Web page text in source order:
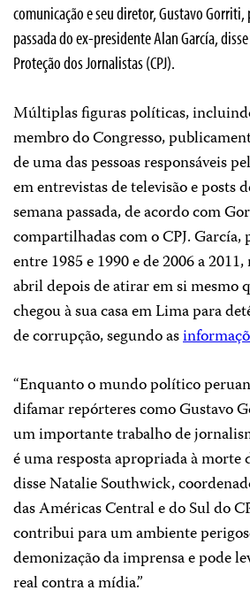
comunicação e seu diretor, Gustavo
passada do ex-presidente Alan García,
Proteção dos Jornalistas (CPJ).
Múltiplas figuras políticas,
membro do Congresso,
de uma das pessoas responsáveis
em entrevistas de televisão e posts
semana passada, de acordo com
compartilhadas com o CPJ. García,
entre 1985 e 1990 e de 2006 a
abril depois de atirar em si mesmo
chegou à sua casa em Lima para
de corrupção, segundo as
“Enquanto o mundo político
difamar repórteres como Gustavo
um importante trabalho de
é uma resposta apropriada à morte
disse Natalie Southwick,
das Américas Central e do Sul do
contribui para um ambiente
demonização da imprensa e pode
real contra a mídia.”